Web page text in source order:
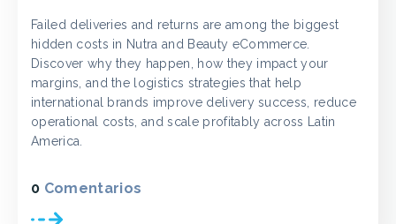
Failed deliveries and returns are among the biggest
hidden costs in Nutra and Beauty eCommerce.
Discover why they happen, how they impact your
margins, and the logistics strategies that help
international brands improve delivery success, reduce
operational costs, and scale profitably across Latin
America.
0 Comentarios